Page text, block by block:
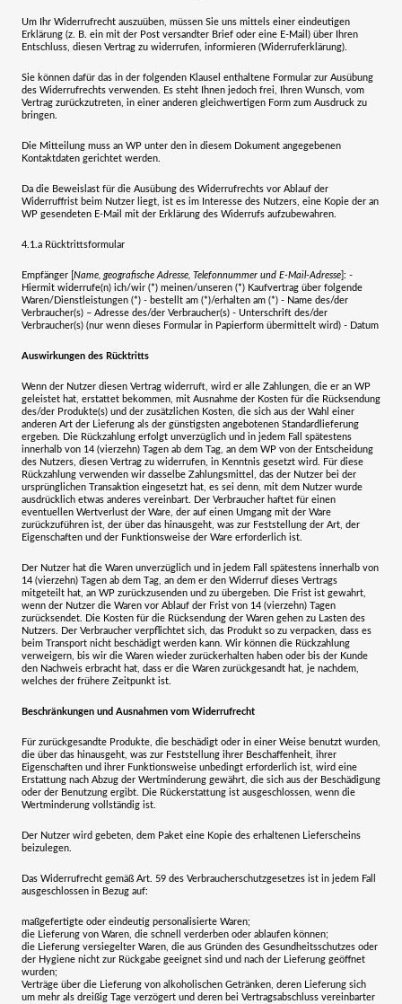
Um Ihr Widerrufrecht auszuüben, müssen Sie uns mittels einer eindeutigen
Erklärung (z. B. ein mit der Post versandter Brief oder eine E-Mail) über Ihren
Entschluss, diesen Vertrag zu widerrufen, informieren (Widerruferklärung).
Sie können dafür das in der folgenden Klausel enthaltene Formular zur Ausübung
des Widerrufrechts verwenden. Es steht Ihnen jedoch frei, Ihren Wunsch, vom
Vertrag zurückzutreten, in einer anderen gleichwertigen Form zum Ausdruck zu
bringen.
Die Mitteilung muss an WP unter den in diesem Dokument angegebenen
Kontaktdaten gerichtet werden.
Da die Beweislast für die Ausübung des Widerrufrechts vor Ablauf der
Widerruffrist beim Nutzer liegt, ist es im Interesse des Nutzers, eine Kopie der an
WP gesendeten E-Mail mit der Erklärung des Widerrufs aufzubewahren.
4.1.a Rücktrittsformular
Empfänger [ Name, geografische Adresse, Telefonnummer und E-Mail-Adresse ]: -
Hiermit widerrufe(n) ich/wir (*) meinen/unseren (*) Kaufvertrag über folgende
Waren/Dienstleistungen (*) - bestellt am (*)/erhalten am (*) - Name des/der
Verbraucher(s) – Adresse des/der Verbraucher(s) - Unterschrift des/der
Verbraucher(s) (nur wenn dieses Formular in Papierform übermittelt wird) - Datum
Auswirkungen des Rücktritts
Wenn der Nutzer diesen Vertrag widerruft, wird er alle Zahlungen, die er an WP
geleistet hat, erstattet bekommen, mit Ausnahme der Kosten für die Rücksendung
des/der Produkte(s) und der zusätzlichen Kosten, die sich aus der Wahl einer
anderen Art der Lieferung als der günstigsten angebotenen Standardlieferung
ergeben. Die Rückzahlung erfolgt unverzüglich und in jedem Fall spätestens
innerhalb von 14 (vierzehn) Tagen ab dem Tag, an dem WP von der Entscheidung
des Nutzers, diesen Vertrag zu widerrufen, in Kenntnis gesetzt wird. Für diese
Rückzahlung verwenden wir dasselbe Zahlungsmittel, das der Nutzer bei der
ursprünglichen Transaktion eingesetzt hat, es sei denn, mit dem Nutzer wurde
ausdrücklich etwas anderes vereinbart. Der Verbraucher haftet für einen
eventuellen Wertverlust der Ware, der auf einen Umgang mit der Ware
zurückzuführen ist, der über das hinausgeht, was zur Feststellung der Art, der
Eigenschaften und der Funktionsweise der Ware erforderlich ist.
Der Nutzer hat die Waren unverzüglich und in jedem Fall spätestens innerhalb von
14 (vierzehn) Tagen ab dem Tag, an dem er den Widerruf dieses Vertrags
mitgeteilt hat, an WP zurückzusenden und zu übergeben. Die Frist ist gewahrt,
wenn der Nutzer die Waren vor Ablauf der Frist von 14 (vierzehn) Tagen
zurücksendet. Die Kosten für die Rücksendung der Waren gehen zu Lasten des
Nutzers. Der Verbraucher verpflichtet sich, das Produkt so zu verpacken, dass es
beim Transport nicht beschädigt werden kann. Wir können die Rückzahlung
verweigern, bis wir die Waren wieder zurückerhalten haben oder bis der Kunde
den Nachweis erbracht hat, dass er die Waren zurückgesandt hat, je nachdem,
welches der frühere Zeitpunkt ist.
Beschränkungen und Ausnahmen vom Widerrufrecht
Für zurückgesandte Produkte, die beschädigt oder in einer Weise benutzt wurden,
die über das hinausgeht, was zur Feststellung ihrer Beschaffenheit, ihrer
Eigenschaften und ihrer Funktionsweise unbedingt erforderlich ist, wird eine
Erstattung nach Abzug der Wertminderung gewährt, die sich aus der Beschädigung
oder der Benutzung ergibt. Die Rückerstattung ist ausgeschlossen, wenn die
Wertminderung vollständig ist.
Der Nutzer wird gebeten, dem Paket eine Kopie des erhaltenen Lieferscheins
beizulegen.
Das Widerrufrecht gemäß Art. 59 des Verbraucherschutzgesetzes ist in jedem Fall
ausgeschlossen in Bezug auf:
maßgefertigte oder eindeutig personalisierte Waren;
die Lieferung von Waren, die schnell verderben oder ablaufen können;
die Lieferung versiegelter Waren, die aus Gründen des Gesundheitsschutzes oder
der Hygiene nicht zur Rückgabe geeignet sind und nach der Lieferung geöffnet
wurden;
Verträge über die Lieferung von alkoholischen Getränken, deren Lieferung sich
um mehr als dreißig Tage verzögert und deren bei Vertragsabschluss vereinbarter